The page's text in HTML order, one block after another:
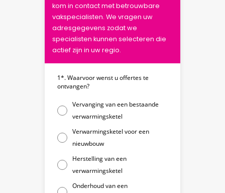
kom in contact met betrouwbare
vakspecialisten. We vragen uw
adresgegevens zodat we
specialisten kunnen selecteren die
actief zijn in uw regio.
1*. Waarvoor wenst u offertes te
ontvangen?
Vervanging van een bestaande
verwarmingsketel
Verwarmingsketel voor een
nieuwbouw
Herstelling van een
verwarmingsketel
Onderhoud van een